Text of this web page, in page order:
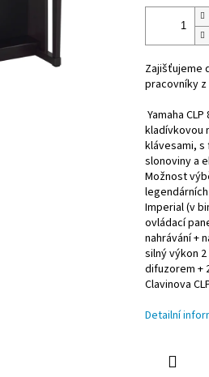
Zajišťujeme
pracovníky z
Yamaha
kladívkovou
klávesami,
slonoviny a
Možnost
Imperial (v
ovládací
nahrávání +
silný výkon 2
difuzorem +
Clavinova
Detailní